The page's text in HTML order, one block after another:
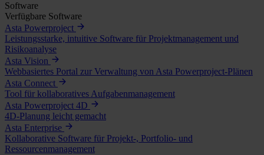
Software
Verfügbare Software
Asta Powerproject
Leistungsstarke, intuitive Software für Projektmanagement und
Risikoanalyse
Asta Vision
Webbasiertes Portal zur Verwaltung von Asta Powerproject-Plänen
Asta Connect
Tool für kollaboratives Aufgabenmanagement
Asta Powerproject 4D
4D-Planung leicht gemacht
Asta Enterprise
Kollaborative Software für Projekt-, Portfolio- und
Ressourcenmanagement